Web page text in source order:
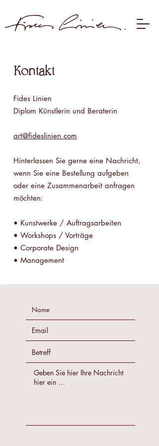
Kontakt
Fides Linien
Diplom Künstlerin und Beraterin
art@fideslinien.com
Hinterlassen Sie gerne eine Nachricht,
wenn Sie eine Bestellung aufgeben
oder eine Zusammenarbeit anfragen
möchten:
• Kunstwerke / Auftragsarbeiten
• Workshops / Vorträge
• Corporate Design
• Management